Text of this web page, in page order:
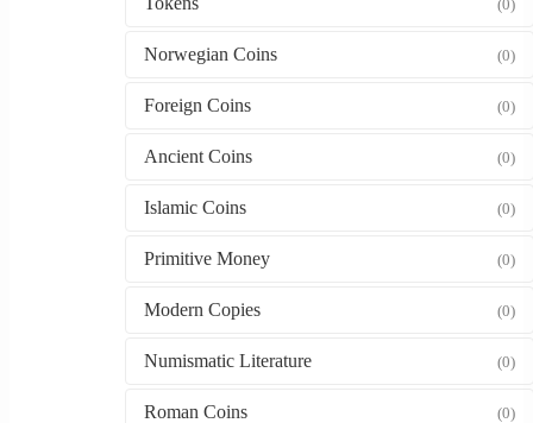
(0)
Norwegian Coins (0)
Foreign Coins (0)
Ancient Coins (0)
Islamic Coins (0)
Primitive Money (0)
Modern Copies (0)
Numismatic Literature (0)
Roman Coins (0)